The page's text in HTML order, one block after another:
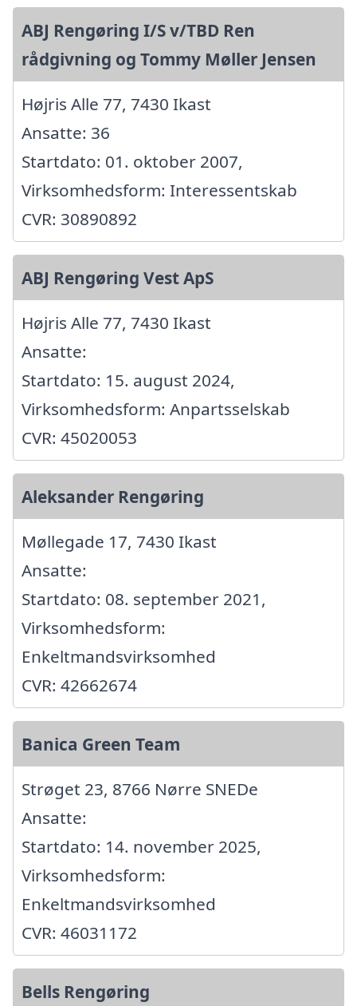
ABJ Rengøring I/S v/TBD Ren
rådgivning og Tommy Møller Jensen
Højris Alle 77, 7430 Ikast
Ansatte: 36
Startdato: 01. oktober 2007,
Virksomhedsform: Interessentskab
CVR: 30890892
ABJ Rengøring Vest ApS
Højris Alle 77, 7430 Ikast
Ansatte:
Startdato: 15. august 2024,
Virksomhedsform: Anpartsselskab
CVR: 45020053
Aleksander Rengøring
Møllegade 17, 7430 Ikast
Ansatte:
Startdato: 08. september 2021,
Virksomhedsform:
Enkeltmandsvirksomhed
CVR: 42662674
Banica Green Team
Strøget 23, 8766 Nørre SNEDe
Ansatte:
Startdato: 14. november 2025,
Virksomhedsform:
Enkeltmandsvirksomhed
CVR: 46031172
Bells Rengøring